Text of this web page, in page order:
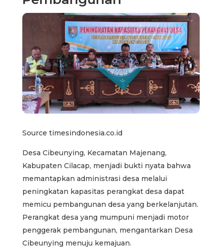
Source timesindonesia.co.id
Desa Cibeunying, Kecamatan Majenang,
Kabupaten Cilacap, menjadi bukti nyata bahwa
memantapkan administrasi desa melalui
peningkatan kapasitas perangkat desa dapat
memicu pembangunan desa yang berkelanjutan.
Perangkat desa yang mumpuni menjadi motor
penggerak pembangunan, mengantarkan Desa
Cibeunying menuju kemajuan.